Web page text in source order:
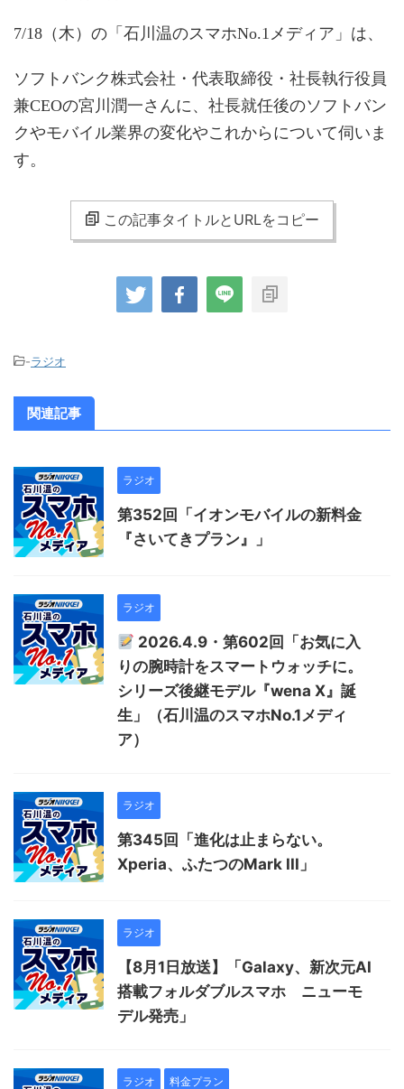
7/18（木）の「石川温のスマホNo.1メディア」は、
ソフトバンク株式会社・代表取締役・社長執行役員
兼CEOの宮川潤一さんに、社長就任後のソフトバン
クやモバイル業界の変化やこれからについて伺いま
す。
この記事タイトルとURLをコピー
-ラジオ
関連記事
ラジオ
第352回「イオンモバイルの新料金
『さいてきプラン』」
ラジオ
2026.4.9・第602回「お気に入
りの腕時計をスマートウォッチに。
シリーズ後継モデル『wena X』誕
生」（石川温のスマホNo.1メディ
ア）
ラジオ
第345回「進化は止まらない。
Xperia、ふたつのMark III」
ラジオ
【8月1日放送】「Galaxy、新次元AI
搭載フォルダブルスマホ ニューモ
デル発売」
ラジオ 料金プラン